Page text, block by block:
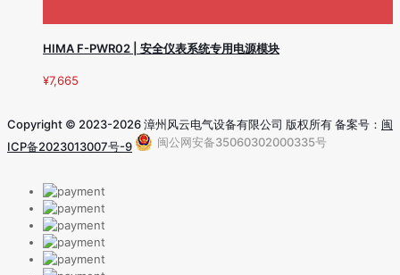
HIMA F-PWR02 | 安全仪表系统专用电源模块
¥7,665
Copyright © 2023-2026 漳州风云电气设备有限公司 版权所有 备案号： 闽
ICP备2023013007号-9
闽公网安备35060302000335号